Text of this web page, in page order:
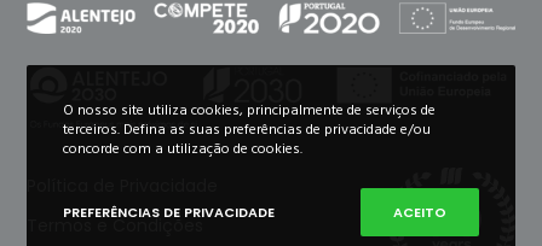
O nosso site utiliza cookies, principalmente de serviços de
terceiros. Defina as suas preferências de privacidade e/ou
concorde com a utilização de cookies.
PREFERÊNCIAS DE PRIVACIDADE ACEITO